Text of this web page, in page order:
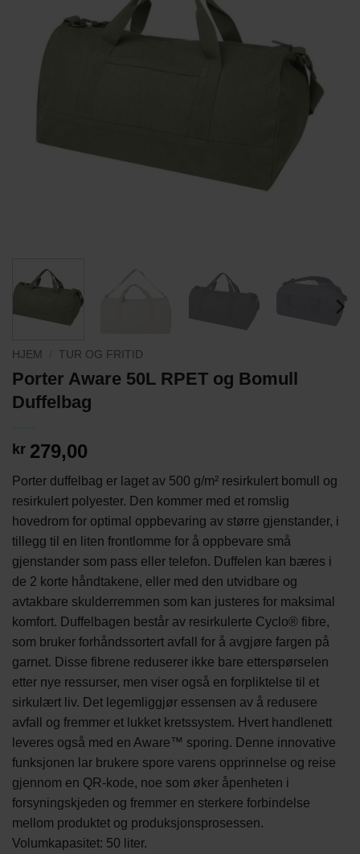
HJEM TUR OG FRITID
Porter Aware 50L RPET og Bomull
Duffelbag
kr 279,00
Porter duffelbag er laget av 500 g/m² resirkulert bomull og
resirkulert polyester. Den kommer med et romslig
hovedrom for optimal oppbevaring av større gjenstander, i
tillegg til en liten frontlomme for å oppbevare små
gjenstander som pass eller telefon. Duffelen kan bæres i
de 2 korte håndtakene, eller med den utvidbare og
avtakbare skulderremmen som kan justeres for maksimal
komfort. Duffelbagen består av resirkulerte Cyclo® fibre,
som bruker forhåndssortert avfall for å avgjøre fargen på
garnet. Disse fibrene reduserer ikke bare etterspørselen
etter nye ressurser, men viser også en forpliktelse til et
sirkulært liv. Det legemliggjør essensen av å redusere
avfall og fremmer et lukket kretssystem. Hvert handlenett
leveres også med en Aware™ sporing. Denne innovative
funksjonen lar brukere spore varens opprinnelse og reise
gjennom en QR-kode, noe som øker åpenheten i
forsyningskjeden og fremmer en sterkere forbindelse
mellom produktet og produksjonsprosessen.
Volumkapasitet: 50 liter.